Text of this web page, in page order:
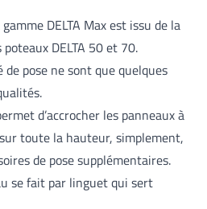
DELTA Max est issu de la
DELTA 50 et 70.
pose ne sont que quelques
d’accrocher les panneaux à
toute la hauteur, simplement,
de pose supplémentaires.
se fait par linguet qui sert